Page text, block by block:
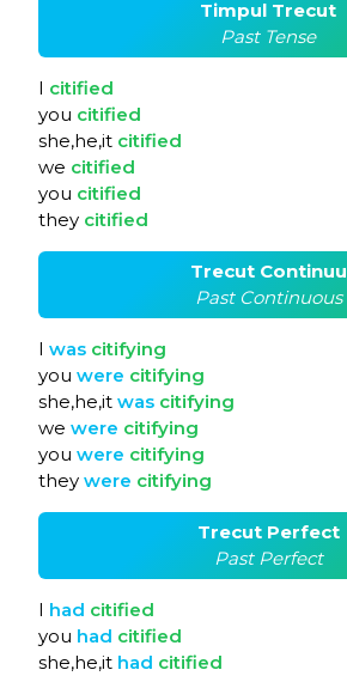
Timpul Trecut
Past Tense
I citified
you citified
she,he,it citified
we citified
you citified
they citified
Trecut Continuu
Past Continuous
I was citifying
you were citifying
she,he,it was citifying
we were citifying
you were citifying
they were citifying
Trecut Perfect
Past Perfect
I had citified
you had citified
she,he,it had citified